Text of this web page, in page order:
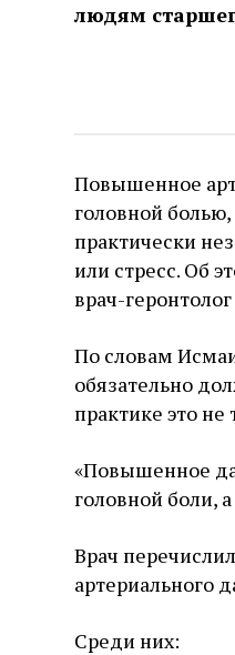
людям
Повышенное
головной
практически
или стресс. Об
врач-
По словам
обязательно
практике это не
«Повышенное
головной боли,
Врач
артериального
Среди них: